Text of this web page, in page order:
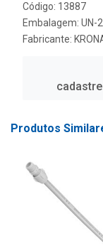
Código: 13887
Embalagem: UN-
Fabricante:
Produtos